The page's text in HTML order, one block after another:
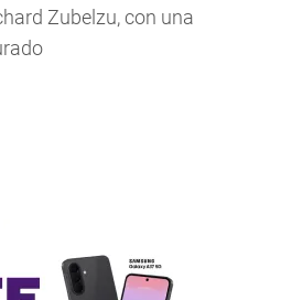
Zubelzu, con una